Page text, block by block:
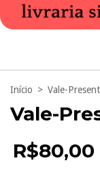
Início > Vale-
Vale-
R$80,00